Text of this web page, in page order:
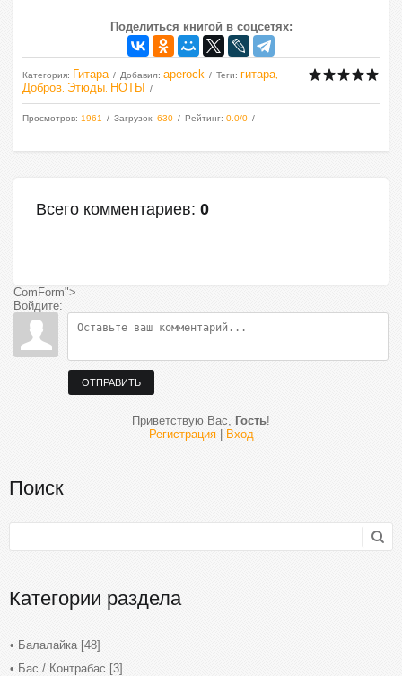
Поделиться книгой в соцсетях:
Категория: Гитара Добавил: aperock Теги: гитара
Добров Этюды НОТЫ
Просмотров: 1961 Загрузок: 630 Рейтинг: 0.0/0
Всего комментариев: 0
ComForm">
Войдите:
ОТПРАВИТЬ
Приветствую Вас, Гость!
Регистрация| Вход
Поиск
Категории раздела
Балалайка [48]
Бас / Контрабас [3]